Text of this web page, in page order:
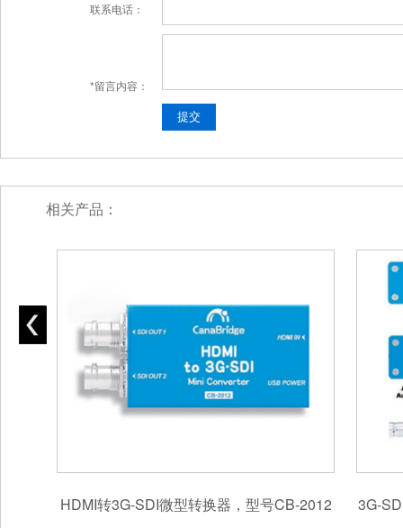
联系电话：
*留言内容：
相关产品：
转换器，型号CB-2012 3G-SDI转HDMI&AV 转换器，型